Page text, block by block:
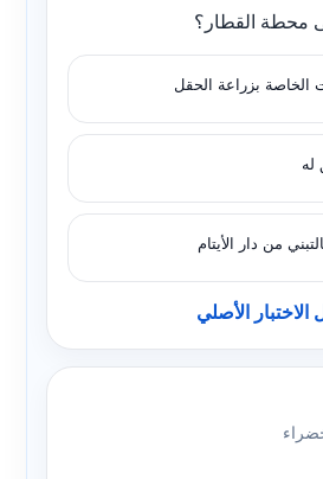
محطة القطار؟
الخاصة بزراعة الحقل
له
من دار الأيتام
الأصلي